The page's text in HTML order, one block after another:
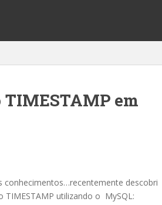
em
conhecimentos…recentemente descobri
utilizando o MySQL: